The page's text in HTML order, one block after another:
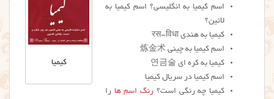
کیمیا
اسم کیمیا به انگلیسی؟ اسم کیمیا به
لاتین؟
كيميا به هندی रस-विधा
اسم کیمیا به چینی 炼金术
كيميا به کره ای 연금술
اسم کیمیا در سریال کیمیا
کیمیا چه رنگی است؟ رنگ اسم ها را